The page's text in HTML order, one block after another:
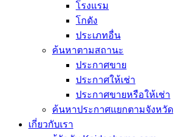
โรงแรม
โกดัง
ประเภทอื่น
ค้นหาตามสถานะ
ประกาศขาย
ประกาศให้เช่า
ประกาศขายหรือให้เช่า
ค้นหาประกาศแยกตามจังหวัด
เกี่ยวกับเรา